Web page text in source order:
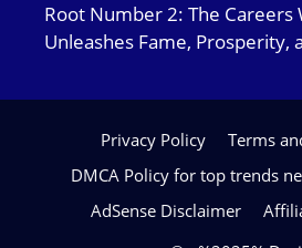
Root Number 2: The Careers
Unleashes Fame, Prosperity,
Privacy Policy
Terms
DMCA Policy for top trends
AdSense Disclaimer